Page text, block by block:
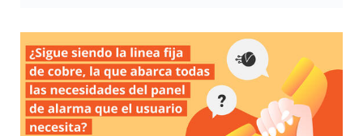
Garnetque utilizatecnología inalámbrica
supervisada y compatible con
paneles de alarma
multi marca.